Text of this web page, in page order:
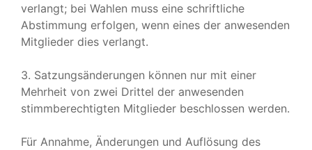
verlangt; bei Wahlen muss eine schriftliche
Abstimmung erfolgen, wenn eines der anwesenden
Mitglieder dies verlangt.
3. Satzungsänderungen können nur mit einer
Mehrheit von zwei Drittel der anwesenden
stimmberechtigten Mitglieder beschlossen werden.
Für Annahme, Änderungen und Auflösung des